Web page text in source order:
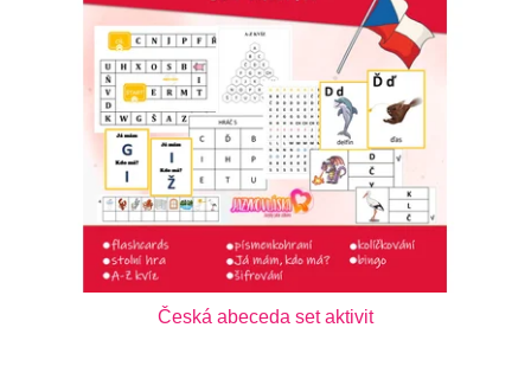
Česká abeceda set aktivit